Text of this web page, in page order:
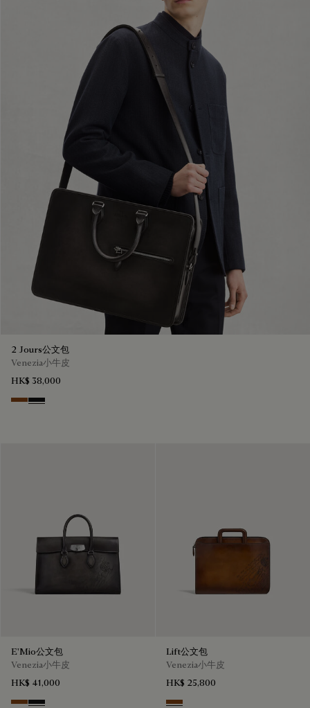
2 Jours公文包
Venezia小牛皮
HK$ 38,000
Cacao Intenso
Nero Grigio
E'Mio公文包
Venezia小牛皮
HK$ 41,000
Lift公文包
Venezia小牛皮
HK$ 25,800